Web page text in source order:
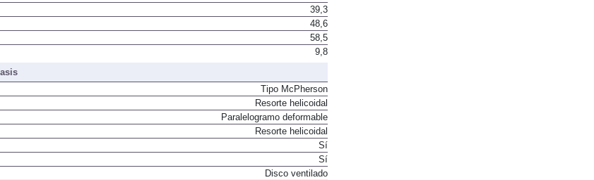
39,3
48,6
58,5
9,8
Tipo McPherson
Resorte helicoidal
Paralelogramo deformable
Resorte helicoidal
Sí
Sí
Disco ventilado